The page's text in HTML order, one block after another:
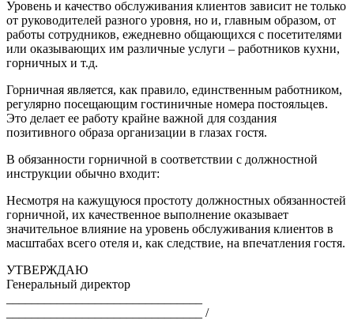
Уровень и качество обслуживания клиентов зависит не только
от руководителей разного уровня, но и, главным образом, от
работы сотрудников, ежедневно общающихся с посетителями
или оказывающих им различные услуги – работников кухни,
горничных и т.д.
Горничная является, как правило, единственным работником,
регулярно посещающим гостиничные номера постояльцев.
Это делает ее работу крайне важной для создания
позитивного образа организации в глазах гостя.
В обязанности горничной в соответствии с должностной
инструкции обычно входит:
Несмотря на кажущуюся простоту должностных обязанностей
горничной, их качественное выполнение оказывает
значительное влияние на уровень обслуживания клиентов в
масштабах всего отеля и, как следствие, на впечатления гостя.
УТВЕРЖДАЮ
Генеральный директор
_______________________________ /